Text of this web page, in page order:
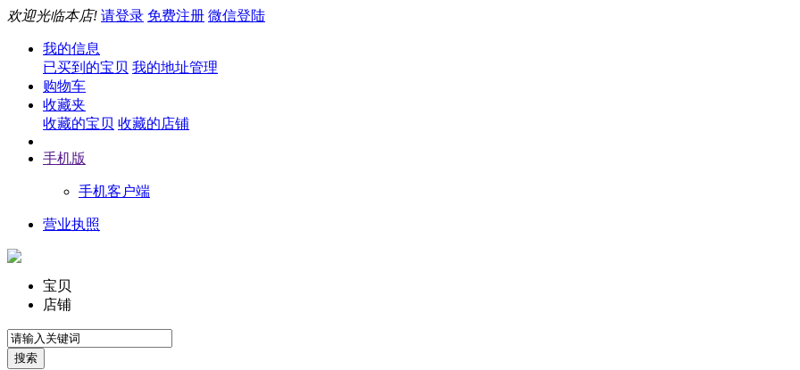
欢迎光临本店! 请登录 免费注册 微信登陆
我的信息
已买到的宝贝 我的地址管理
购物车
收藏夹
收藏的宝贝 收藏的店铺
手机版
手机客户端
营业执照
宝贝
店铺